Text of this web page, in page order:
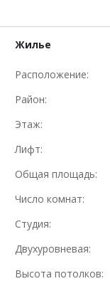
Жилье
Расположение:
Район:
Этаж:
Лифт:
Общая площадь:
Число комнат:
Студия:
Двухуровневая:
Высота потолков: